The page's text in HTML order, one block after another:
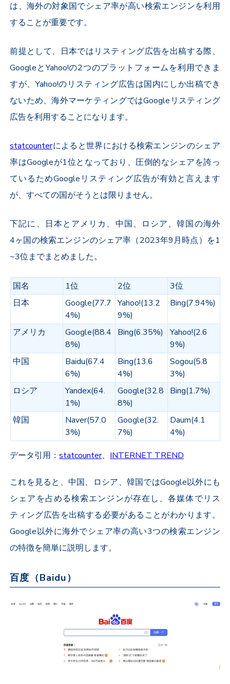
は、海外の対象国でシェア率が高い検索エンジンを利用
することが重要です。
前提として、日本ではリスティング広告を出稿する際、
GoogleとYahoo!の2つのプラットフォームを利用できま
すが、Yahoo!のリスティング広告は国内にしか出稿でき
ないため、海外マーケティングではGoogleリスティング
広告を利用することになります。
statcounterによると世界における検索エンジンのシェア
率はGoogleが1位となっており、圧倒的なシェアを誇っ
ているためGoogleリスティング広告が有効と言えます
が、すべての国がそうとは限りません。
下記に、日本とアメリカ、中国、ロシア、韓国の海外
4ヶ国の検索エンジンのシェア率（2023年9月時点）を1
~3位までまとめました。
国名 1位 2位
3位
日本
Google(77.7
4%)
Yahoo!(13.2
9%)
Bing(7.94%)
アメリカ
Google(88.4
8%)
Bing(6.35%)
Yahoo!(2.6
9%)
中国
Baidu(67.4
6%)
Bing(13.6
4%)
Sogou(5.8
3%)
ロシア
Yandex(64.
1%)
Google(32.8
8%)
Bing(1.7%)
韓国
Naver(57.0
3%)
Google(32.
7%)
Daum(4.1
4%)
データ引用：statcounter、 INTERNET TREND
これを見ると、中国、ロシア、韓国ではGoogle以外にも
シェアを占める検索エンジンが存在し、各媒体でリス
ティング広告を出稿する必要があることがわかります。
Google以外に海外でシェア率の高い3つの検索エンジン
の特徴を簡単に説明します。
百度（Baidu）